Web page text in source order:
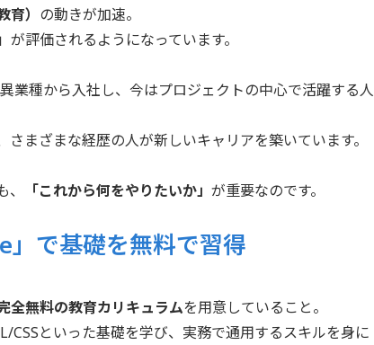
） の動きが加速。
評価されるようになっています。
業種から入社し、今はプロジェクトの中心で活躍する人
まざまな経歴の人が新しいキャリアを築いています。
「これから何をやりたいか」 が重要なのです。
で基礎を無料で習得
全無料の教育カリキュラムを用意していること。
といった基礎を学び、実務で通用するスキルを身に